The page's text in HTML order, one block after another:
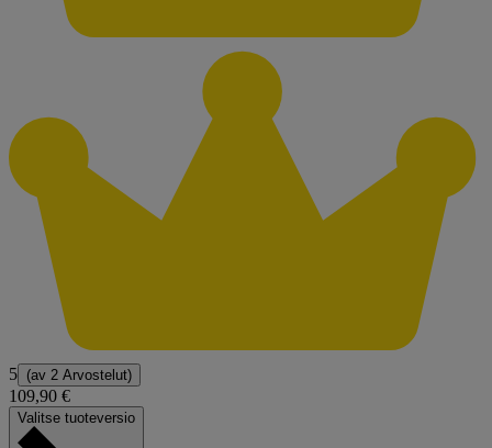
5 (av 2 Arvostelut)
109,90 €
Valitse tuoteversio